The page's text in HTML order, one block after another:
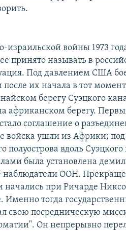
израильской войны 1973
принято называть в
Под давлением США
после их начала в тот
берегу Суэцкого
африканском берегу.
соглашение о
войска ушли из Африки;
полуострова вдоль
была установлена
наблюдатели ООН.
начались при Ричарде
Именно тогда
свою посредническую
Он непрерывно